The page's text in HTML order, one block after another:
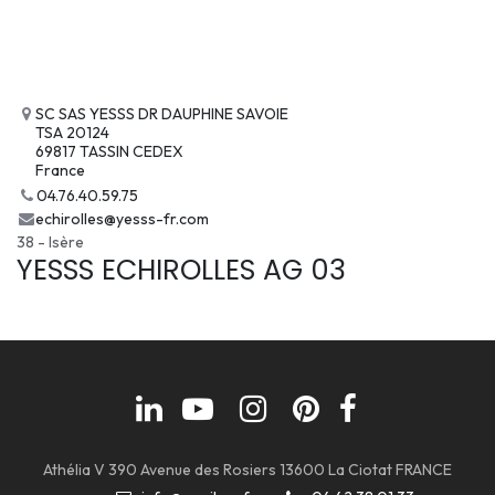
SC SAS YESSS DR DAUPHINE SAVOIE
TSA 20124
69817 TASSIN CEDEX
France
04.76.40.59.75
echirolles@yesss-fr.com
38 - Isère
YESSS ECHIROLLES AG 03
Athélia V 390 Avenue des Rosiers 13600 La Ciotat FRANCE